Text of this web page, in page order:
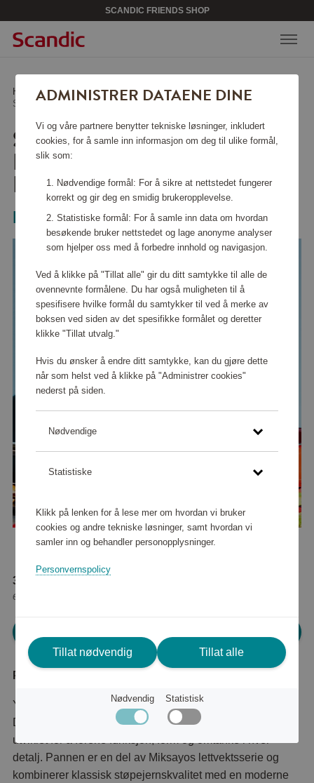
SCANDIC FRIENDS SHOP
Hjem /Kjøkkentilbehør/Stekepanner/
Stekepanne lettvekts svart håndtak
STEKEPANNE
LETTVEKTS SVART
HÅNDTAK
Miksayo
39 920 poeng
eller
Produktbeskrivelse
Yokama lettvekts stekepanne med svart håndtak.
Denne 28 cm store støpejernspannen fra Miksayo er
utviklet for å forene funksjon, form og omtanke i hver
detalj. Pannen er en del av Miksayos lettvektsserie og
kombinerer klassisk støpejernskvalitet med en moderne
ADMINISTRER DATAENE DINE
Vi og våre partnere benytter tekniske løsninger, inkludert
cookies, for å samle inn informasjon om deg til ulike formål,
slik som:
Nødvendige formål: For å sikre at nettstedet fungerer
korrekt og gir deg en smidig brukeropplevelse.
Statistiske formål: For å samle inn data om hvordan
besøkende bruker nettstedet og lage anonyme analyser
som hjelper oss med å forbedre innhold og navigasjon.
Ved å klikke på "Tillat alle" gir du ditt samtykke til alle de
ovennevnte formålene. Du har også muligheten til å
spesifisere hvilke formål du samtykker til ved å merke av
boksen ved siden av det spesifikke formålet og deretter
klikke "Tillat utvalg."
Hvis du ønsker å endre ditt samtykke, kan du gjøre dette
når som helst ved å klikke på "Administrer cookies"
nederst på siden.
Nødvendige
Statistiske
Klikk på lenken for å lese mer om hvordan vi bruker
cookies og andre tekniske løsninger, samt hvordan vi
samler inn og behandler personopplysninger.
Personvernspolicy
Tillat nødvendig Tillat alle
Nødvendig Statistisk